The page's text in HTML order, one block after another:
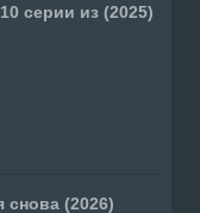
серии из (2025)
снова (2026)